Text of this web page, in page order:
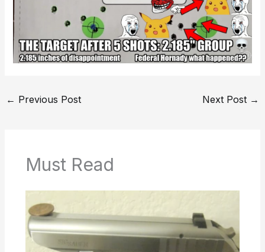
← Previous Post Next Post →
Must Read